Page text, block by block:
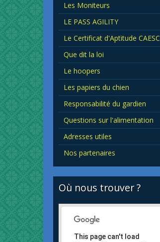
Les Moniteurs
LE PASS AGILITY
Le Certificat d'Aptitude CAESC
Que dit la loi
Le hoopers
Les papiers du chien
Responsabilité du gardien
Questions sur l'alimentation
Adresses utiles
Nos partenaires
Où nous trouver ?
This page can't load